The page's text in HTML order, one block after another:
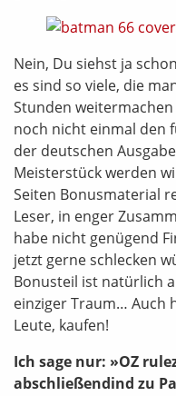
Nein, Du siehst ja
es sind so viele, die
Stunden
noch nicht einmal den
der deutschen
Meisterstück werden
Seiten Bonusmaterial
Leser, in enger
habe nicht genügend
jetzt gerne schlecken
Bonusteil ist natürlich
einziger Traum… Auch
Leute, kaufen!
Ich sage nur: »OZ
abschließendind zu